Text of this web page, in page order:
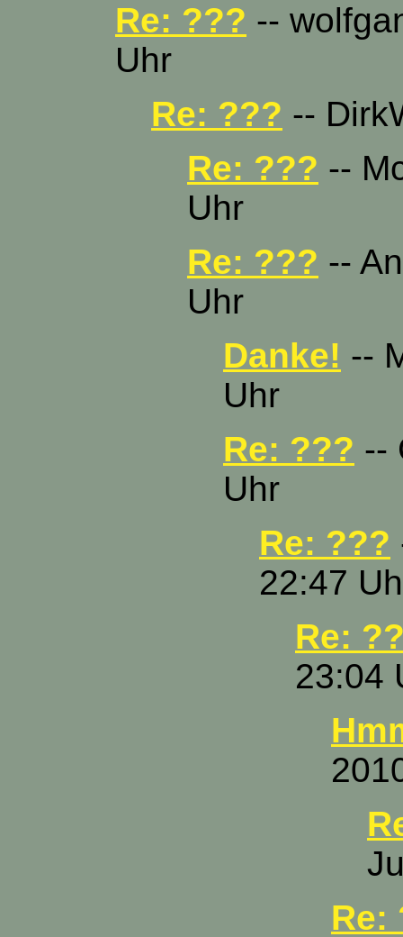
Re: ??? --
Uhr
Re: ??? --
Re: ??? --
Uhr
Re: ??? --
Uhr
Danke! --
Uhr
Re: ??? --
Uhr
Re: ???
22:47
Re:
23:04
Re: